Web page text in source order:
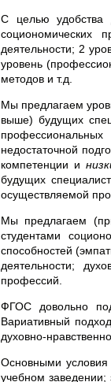
С целью удобства
социономических
деятельности; 2
уровень
методов и т.д.
Мы предлагаем
выше) будущих
недостаточной
компетенции и
будущих
осуществляемой
Мы предлагаем
студентами
способностей
деятельности;
профессий.
ФГОС довольно
Вариативный
духовно-
Основными условия
учебном заведении;